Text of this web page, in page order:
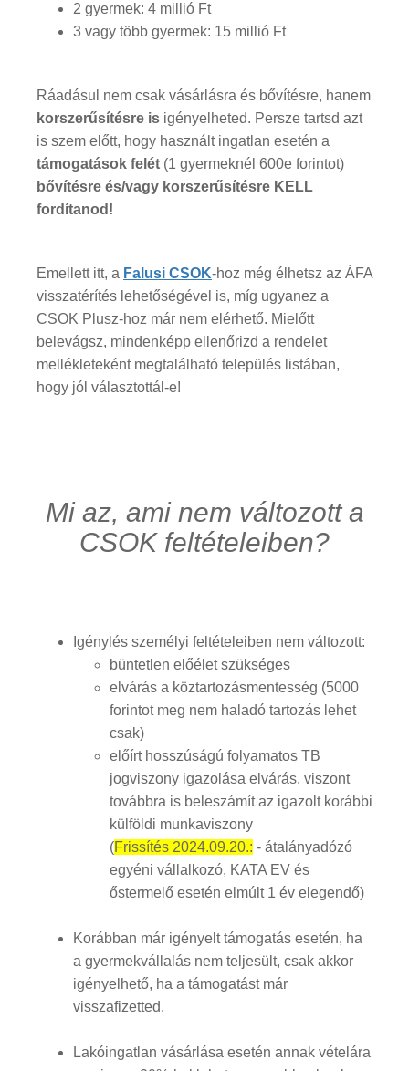
2 gyermek: 4 millió Ft
3 vagy több gyermek: 15 millió Ft
Ráadásul nem csak vásárlásra és bővítésre, hanem
korszerűsítésre is igényelheted. Persze tartsd azt
is szem előtt, hogy használt ingatlan esetén a
támogatások felét (1 gyermeknél 600e forintot)
bővítésre és/vagy korszerűsítésre KELL
fordítanod!
Emellett itt, a Falusi CSOK-hoz még élhetsz az ÁFA
visszatérítés lehetőségével is, míg ugyanez a
CSOK Plusz-hoz már nem elérhető. Mielőtt
belevágsz, mindenképp ellenőrizd a rendelet
mellékleteként megtalálható település listában,
hogy jól választottál-e!
Mi az, ami nem változott a
CSOK feltételeiben?
Igénylés személyi feltételeiben nem változott:
büntetlen előélet szükséges
elvárás a köztartozásmentesség (5000
forintot meg nem haladó tartozás lehet
csak)
előírt hosszúságú folyamatos TB
jogviszony igazolása elvárás, viszont
továbbra is beleszámít az igazolt korábbi
külföldi munkaviszony
(Frissítés 2024.09.20.: - átalányadózó
egyéni vállalkozó, KATA EV és
őstermelő esetén elmúlt 1 év elegendő)
Korábban már igényelt támogatás esetén, ha
a gyermekvállalás nem teljesült, csak akkor
igényelhető, ha a támogatást már
visszafizetted.
Lakóingatlan vásárlása esetén annak vételára